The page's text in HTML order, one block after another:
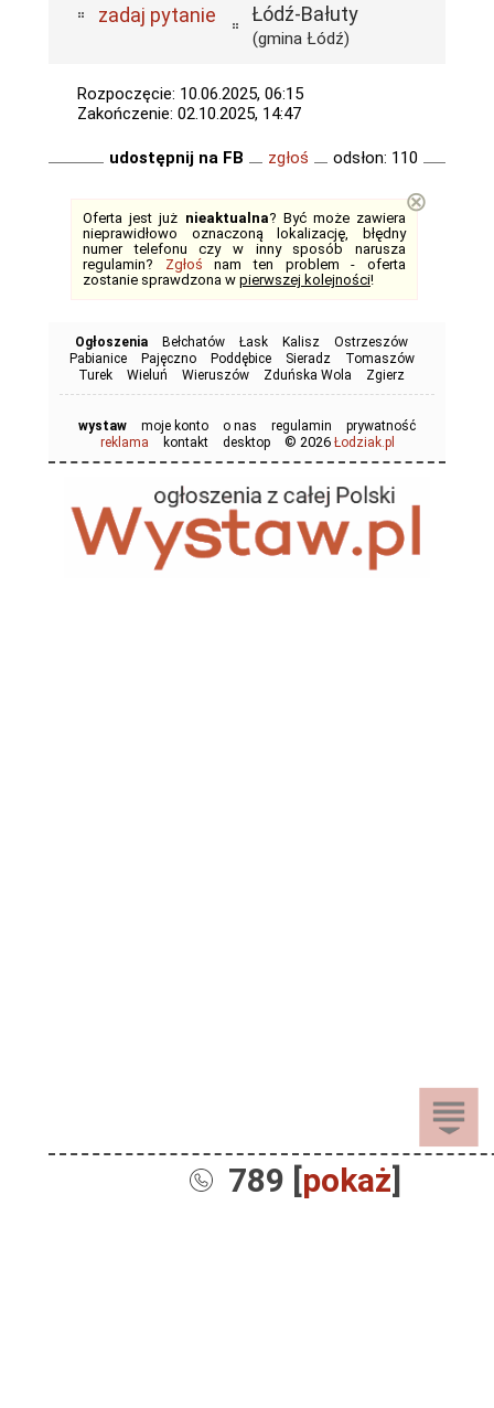
zadaj pytanie Łódź-Bałuty
(gmina Łódź)
789 [pokaż]
Rozpoczęcie: 10.06.2025, 06:15
Zakończenie: 02.10.2025, 14:47
udostępnij na FB zgłoś odsłon: 110
Oferta jest już nieaktualna? Być może zawiera
nieprawidłowo oznaczoną lokalizację, błędny
numer telefonu czy w inny sposób narusza
regulamin? Zgłoś nam ten problem - oferta
zostanie sprawdzona w pierwszej kolejności!
⊗
Ogłoszenia Bełchatów Łask Kalisz
Ostrzeszów
Pabianice
Pajęczno Poddębice Sieradz
Tomaszów
Turek
Wieluń Wieruszów Zduńska Wola Zgierz
wystaw moje konto o nas regulamin
prywatność
reklama
kontakt desktop © 2026 Łodziak.pl